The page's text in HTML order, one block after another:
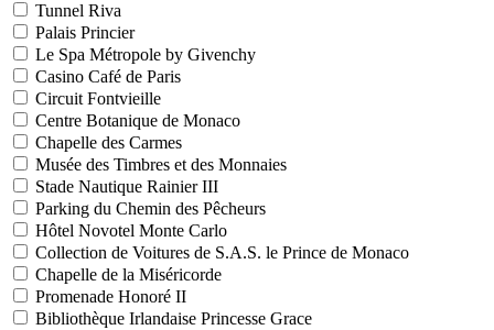
Tunnel Riva
Palais Princier
Le Spa Métropole by Givenchy
Casino Café de Paris
Circuit Fontvieille
Centre Botanique de Monaco
Chapelle des Carmes
Musée des Timbres et des Monnaies
Stade Nautique Rainier III
Parking du Chemin des Pêcheurs
Hôtel Novotel Monte Carlo
Collection de Voitures de S.A.S. le Prince de Monaco
Chapelle de la Miséricorde
Promenade Honoré II
Bibliothèque Irlandaise Princesse Grace